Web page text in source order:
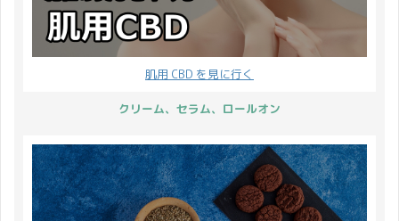
肌用 CBD を見に行く
クリーム、セラム、ロールオン